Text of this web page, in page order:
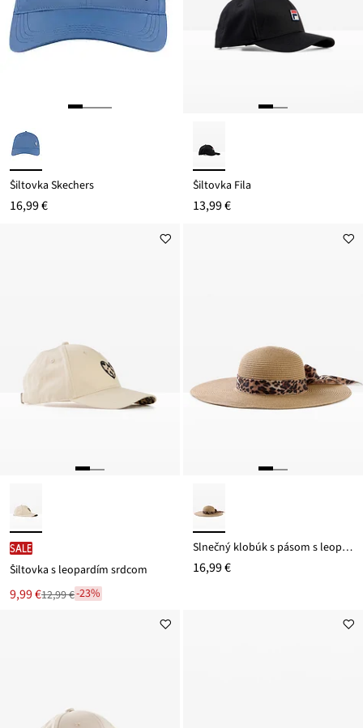
Šiltovka Skechers
16,99 €
Šiltovka Fila
13,99 €
SALE
Šiltovka s leopardím srdcom
Nová
cena
9,99 €
Zľava12,99 €-23%
Slnečný klobúk s pásom s leopardím vzorom
16,99 €